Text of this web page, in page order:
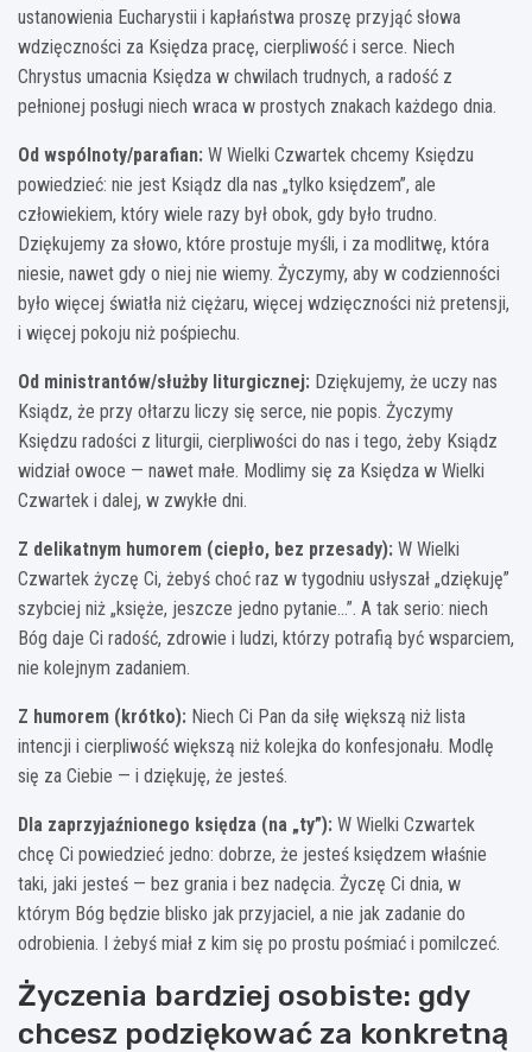
ustanowienia Eucharystii i kapłaństwa proszę przyjąć słowa
wdzięczności za Księdza pracę, cierpliwość i serce. Niech
Chrystus umacnia Księdza w chwilach trudnych, a radość z
pełnionej posługi niech wraca w prostych znakach każdego dnia.
Od wspólnoty/parafian: W Wielki Czwartek chcemy Księdzu
powiedzieć: nie jest Ksiądz dla nas „tylko księdzem”, ale
człowiekiem, który wiele razy był obok, gdy było trudno.
Dziękujemy za słowo, które prostuje myśli, i za modlitwę, która
niesie, nawet gdy o niej nie wiemy. Życzymy, aby w codzienności
było więcej światła niż ciężaru, więcej wdzięczności niż pretensji,
i więcej pokoju niż pośpiechu.
Od ministrantów/służby liturgicznej: Dziękujemy, że uczy nas
Ksiądz, że przy ołtarzu liczy się serce, nie popis. Życzymy
Księdzu radości z liturgii, cierpliwości do nas i tego, żeby Ksiądz
widział owoce — nawet małe. Modlimy się za Księdza w Wielki
Czwartek i dalej, w zwykłe dni.
Z delikatnym humorem (ciepło, bez przesady): W Wielki
Czwartek życzę Ci, żebyś choć raz w tygodniu usłyszał „dziękuję”
szybciej niż „księże, jeszcze jedno pytanie…”. A tak serio: niech
Bóg daje Ci radość, zdrowie i ludzi, którzy potrafią być wsparciem,
nie kolejnym zadaniem.
Z humorem (krótko): Niech Ci Pan da siłę większą niż lista
intencji i cierpliwość większą niż kolejka do konfesjonału. Modlę
się za Ciebie — i dziękuję, że jesteś.
Dla zaprzyjaźnionego księdza (na „ty”): W Wielki Czwartek
chcę Ci powiedzieć jedno: dobrze, że jesteś księdzem właśnie
taki, jaki jesteś — bez grania i bez nadęcia. Życzę Ci dnia, w
którym Bóg będzie blisko jak przyjaciel, a nie jak zadanie do
odrobienia. I żebyś miał z kim się po prostu pośmiać i pomilczeć.
Życzenia bardziej osobiste: gdy
chcesz podziękować za konkretną